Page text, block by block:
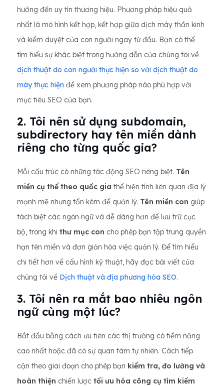
hưởng đến uy tín thương hiệu. Phương pháp hiệu quả
nhất là mô hình kết hợp, kết hợp giữa dịch máy thần kinh
và kiểm duyệt của con người ngay từ đầu. Bạn có thể
tìm hiểu sự khác biệt trong hướng dẫn của chúng tôi về
dịch thuật do con người thực hiện so với dịch thuật do
máy thực hiện để xem phương pháp nào phù hợp với
mục tiêu SEO của bạn.
2. Tôi nên sử dụng subdomain,
subdirectory hay tên miền dành
riêng cho từng quốc gia?
Mỗi cấu trúc có những tác động SEO riêng biệt. Tên
miền cụ thể theo quốc gia thể hiện tính liên quan địa lý
mạnh mẽ nhưng tốn kém để quản lý. Tên miền con giúp
tách biệt các ngôn ngữ và dễ dàng hơn để lưu trữ cục
bộ, trong khi thư mục con cho phép bạn tập trung quyền
hạn tên miền và đơn giản hóa việc quản lý. Để tìm hiểu
chi tiết hơn về cấu hình kỹ thuật, hãy đọc bài viết của
chúng tôi về Dịch thuật và địa phương hóa SEO.
3. Tôi nên ra mắt bao nhiêu ngôn
ngữ cùng một lúc?
Bắt đầu bằng cách ưu tiên các thị trường có tiềm năng
cao nhất hoặc đã có sự quan tâm tự nhiên. Cách tiếp
cận theo giai đoạn cho phép bạn kiểm tra, đo lường và
hoàn thiện chiến lược tối ưu hóa công cụ tìm kiếm